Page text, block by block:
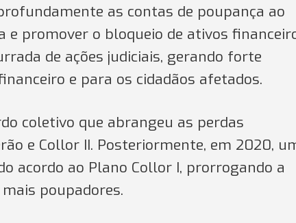
as contas de poupança ao
promover o bloqueio de ativos
de ações judiciais, gerando forte
e para os cidadãos afetados.
coletivo que abrangeu as perdas
e Collor II. Posteriormente, em 2020,
acordo ao Plano Collor I, prorrogando a
poupadores.